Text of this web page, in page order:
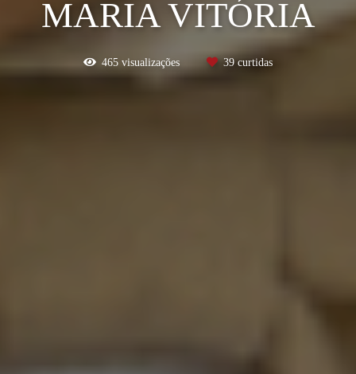
MARIA VITÓRIA
465 visualizações 39curtidas